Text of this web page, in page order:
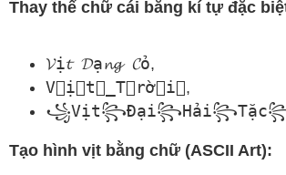
Thay thế chữ cái bằng kí tự đặc
𝓥ị𝓽 𝓓ạ𝓷𝓰 𝓒ỏ,
V⃗ị⃗t⃗_T⃗rờ⃗i⃗,
Tạo hình vịt bằng chữ (ASCII Art):